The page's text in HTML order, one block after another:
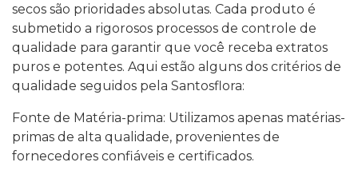
secos são prioridades absolutas. Cada produto é
submetido a rigorosos processos de controle de
qualidade para garantir que você receba extratos
puros e potentes. Aqui estão alguns dos critérios de
qualidade seguidos pela Santosflora:
Fonte de Matéria-prima: Utilizamos apenas matérias-
primas de alta qualidade, provenientes de
fornecedores confiáveis e certificados.